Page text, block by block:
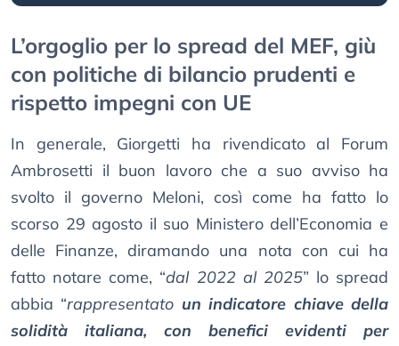
L’orgoglio per lo spread del MEF, giù
con politiche di bilancio prudenti e
rispetto impegni con UE
In generale, Giorgetti ha rivendicato al Forum
Ambrosetti il buon lavoro che a suo avviso ha
svolto il governo Meloni, così come ha fatto lo
scorso 29 agosto il suo Ministero dell’Economia e
delle Finanze, diramando una nota con cui ha
fatto notare come, “dal 2022 al 2025” lo spread
abbia “rappresentato un indicatore chiave della
solidità italiana, con benefici evidenti per